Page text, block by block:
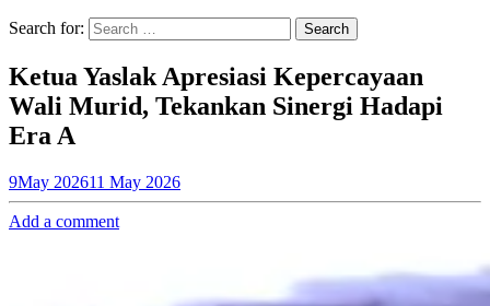
Search for:
Ketua Yaslak Apresiasi Kepercayaan
Wali Murid, Tekankan Sinergi Hadapi
Era A
9May 202611 May 2026
Add a comment